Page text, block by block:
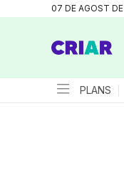
07 DE AGOST
PLANS